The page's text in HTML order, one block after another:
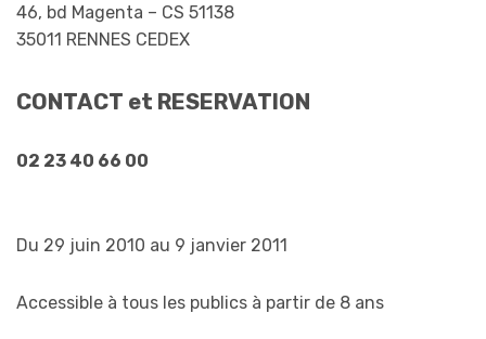
46, bd Magenta – CS 51138
35011 RENNES CEDEX
CONTACT et RESERVATION
02 23 40 66 00
Du 29 juin 2010 au 9 janvier 2011
Accessible à tous les publics à partir de 8 ans